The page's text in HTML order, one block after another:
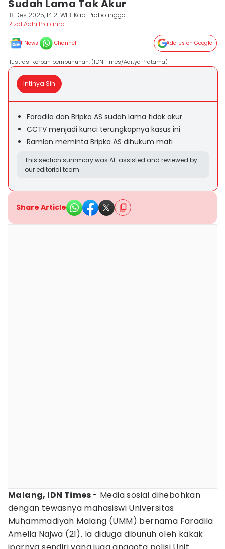
Sudah Lama Tak Akur
18 Des 2025, 14:21 WIB Kab. Probolinggo
Rizal Adhi Pratama
News Channel Add Us on Google
Ilustrasi korban pembunuhan. (IDN Times/Aditya Pratama)
Intinya Sih
Faradila dan Bripka AS sudah lama tidak akur
CCTV menjadi kunci terungkapnya kasus ini
Ramlan meminta Bripka AS dihukum mati
This section summary was AI-assisted and reviewed by
our editorial team.
Share Article
Malang, IDN Times - Media sosial dihebohkan
dengan tewasnya mahasiswi Universitas
Muhammadiyah Malang (UMM) bernama Faradila
Amelia Najwa (21). Ia diduga dibunuh oleh kakak